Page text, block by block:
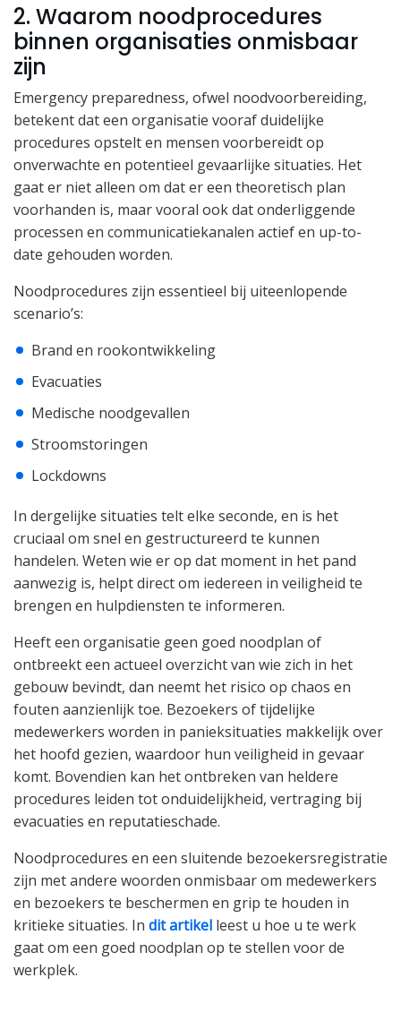
2. Waarom noodprocedures
binnen organisaties onmisbaar
zijn
Emergency preparedness, ofwel noodvoorbereiding,
betekent dat een organisatie vooraf duidelijke
procedures opstelt en mensen voorbereidt op
onverwachte en potentieel gevaarlijke situaties. Het
gaat er niet alleen om dat er een theoretisch plan
voorhanden is, maar vooral ook dat onderliggende
processen en communicatiekanalen actief en up-to-
date gehouden worden.
Noodprocedures zijn essentieel bij uiteenlopende
scenario’s:
Brand en rookontwikkeling
Evacuaties
Medische noodgevallen
Stroomstoringen
Lockdowns
In dergelijke situaties telt elke seconde, en is het
cruciaal om snel en gestructureerd te kunnen
handelen. Weten wie er op dat moment in het pand
aanwezig is, helpt direct om iedereen in veiligheid te
brengen en hulpdiensten te informeren.
Heeft een organisatie geen goed noodplan of
ontbreekt een actueel overzicht van wie zich in het
gebouw bevindt, dan neemt het risico op chaos en
fouten aanzienlijk toe. Bezoekers of tijdelijke
medewerkers worden in panieksituaties makkelijk over
het hoofd gezien, waardoor hun veiligheid in gevaar
komt. Bovendien kan het ontbreken van heldere
procedures leiden tot onduidelijkheid, vertraging bij
evacuaties en reputatieschade.
Noodprocedures en een sluitende bezoekersregistratie
zijn met andere woorden onmisbaar om medewerkers
en bezoekers te beschermen en grip te houden in
kritieke situaties. In dit artikel leest u hoe u te werk
gaat om een goed noodplan op te stellen voor de
werkplek.